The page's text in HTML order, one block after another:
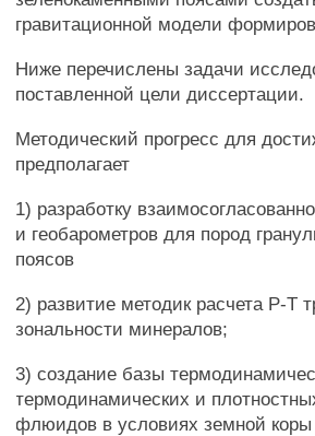
гравитационной модели
Ниже перечислены задачи
поставленной цели диссертации.
Методический прогресс для
предполагает
1) разработку
и геобарометров для пород
поясов
2) развитие методик расчета Р-Т
зональности минералов;
3) создание базы
термодинамических и
флюидов в условиях земной